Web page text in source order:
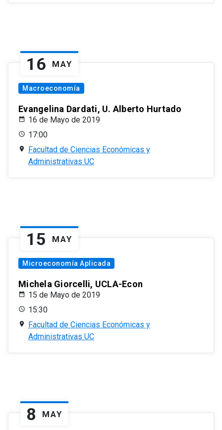
16 MAY
Macroeconomía
Evangelina Dardati, U. Alberto Hurtado
16 de Mayo de 2019
17:00
Facultad de Ciencias Económicas y
Administrativas UC
15 MAY
Microeconomía Aplicada
Michela Giorcelli, UCLA-Econ
15 de Mayo de 2019
15:30
Facultad de Ciencias Económicas y
Administrativas UC
8 MAY